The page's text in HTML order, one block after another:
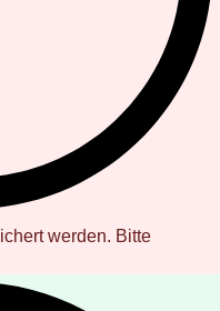
werden. Bitte